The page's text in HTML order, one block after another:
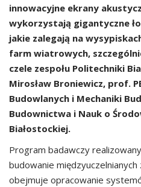
innowacyjne ekrany
wykorzystają gigantyczne
jakie zalegają na
farm wiatrowych,
czele zespołu Politechniki
Mirosław Broniewicz, prof.
Budowlanych i Mechaniki
Budownictwa i Nauk o
Białostockiej.
Program badawczy
budowanie
obejmuje opracowanie